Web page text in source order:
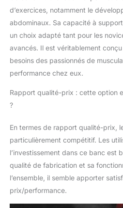
avec
de
Avec
sous
d’exercices, notamment le
abdominaux. Sa capacité à
un choix adapté tant pour les
avancés. Il est véritablement
besoins des passionnés de
performance chez eux.
Rapport qualité-prix : cette option
?
En termes de rapport qualité-prix,
particulièrement compétitif. Les
l’investissement dans ce banc est
qualité de fabrication et sa
l’ensemble, il semble apporter
prix/performance.